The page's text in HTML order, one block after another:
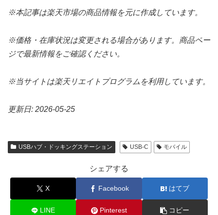
※本記事は楽天市場の商品情報を元に作成しています。
※価格・在庫状況は変更される場合があります。商品ペー
ジで最新情報をご確認ください。
※当サイトは楽天リエイトプログラムを利用しています。
更新日: 2026-05-25
USBハブ・ドッキングステーション USB-C モバイル
シェアする
X Facebook はてブ
LINE Pinterest コピー